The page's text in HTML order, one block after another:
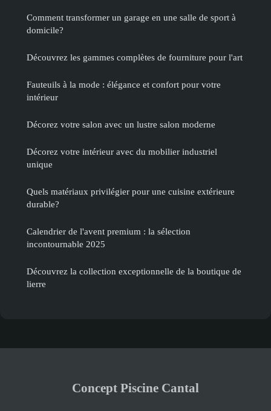
Comment transformer un garage en une salle de sport à
domicile?
Découvrez les gammes complètes de fourniture pour l'art
Fauteuils à la mode : élégance et confort pour votre
intérieur
Décorez votre salon avec un lustre salon moderne
Décorez votre intérieur avec du mobilier industriel
unique
Quels matériaux privilégier pour une cuisine extérieure
durable?
Calendrier de l'avent premium : la sélection
incontournable 2025
Découvrez la collection exceptionnelle de la boutique de
lierre
Concept Piscine Cantal